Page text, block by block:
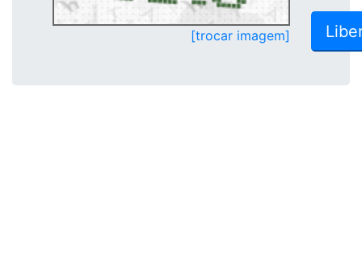
[trocar imagem]